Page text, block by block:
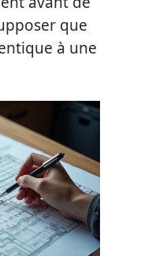
que
à une